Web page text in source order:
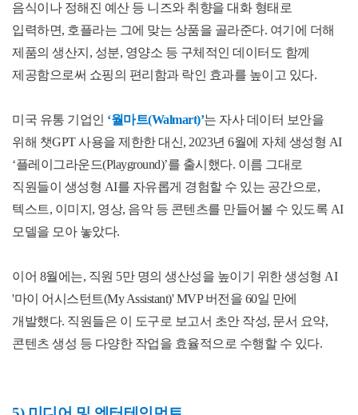
음식이나 정해진 예산 등 니즈와 취향을 대화 형태로
입력하면, 호플라는 그에 맞는 상품을 골라준다. 여기에 더해
제품의 생산지 , 성분, 영양소 등 구체적인 데이터도 함께
제공함으로써 쇼핑의 편리함과 락인 효과를 높이고 있다.
미국 유통 기업인 ‘월마트(Walmart)’는 자사 데이터 보안을
위해 챗GPT사용을 제한한 대신, 2023년 6월에 자체 생성형 AI
‘플레이그라운드(Playground)’를 출시했다. 이름 그대로
직원들이 생성형 AI를 자유롭게 경험할 수 있는 공간으로,
텍스트, 이미지 , 영상, 음악 등 콘텐츠를 만들어볼 수 있도록 AI
모델을 모아 놓았다.
이어 8월에는, 직원 5만 명의 생산성을 높이기 위한 생성형 AI
'마이 어시스턴트(My Assistant)' MVP버전을 60일 만에
개발했다. 직원들은 이 도구로 보고서 초안 작성, 문서 요약,
콘텐츠 생성 등 다양한 작업을 효율적으로 수행할 수 있다.